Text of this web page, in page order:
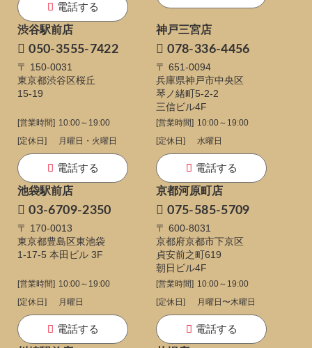
電話する
渋谷駅前店
050-3555-7422
〒 150-0031
東京都渋谷区桜丘
15-19
[営業時間] 10:00～19:00
[定休日]
月曜日・火曜日
電話する
神戸三宮店
078-336-4456
〒 651-0094
兵庫県神戸市中央区
琴ノ緒町5-2-2
三信ビル4F
[営業時間] 10:00～19:00
[定休日]
水曜日
電話する
池袋駅前店
03-6709-2350
〒 170-0013
東京都豊島区東池袋
1-17-5 本田ビル 3F
[営業時間] 10:00～19:00
[定休日]
月曜日
電話する
京都河原町店
075-585-5709
〒 600-8031
京都府京都市下京区
貞安前之町619
朝日ビル4F
[営業時間] 10:00～19:00
[定休日]
月曜日〜木曜日
電話する